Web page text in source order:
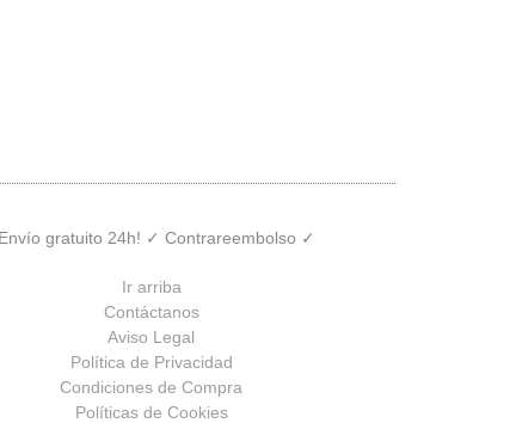
gratuito 24h! ✓ Contrareembolso ✓
Ir arriba
Contáctanos
Aviso Legal
Política de Privacidad
Condiciones de Compra
Políticas de Cookies